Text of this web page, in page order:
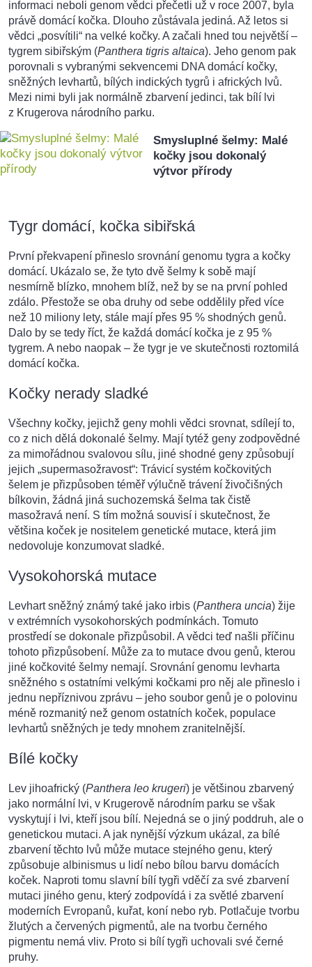
informaci neboli genom vědci přečetli už v roce 2007, byla
právě domácí kočka. Dlouho zůstávala jediná. Až letos si
vědci „posvítili“ na velké kočky. A začali hned tou největší –
tygrem sibiřským (Panthera tigris altaica). Jeho genom pak
porovnali s vybranými sekvencemi DNA domácí kočky,
sněžných levhartů, bílých indických tygrů i afrických lvů.
Mezi nimi byli jak normálně zbarvení jedinci, tak bílí lvi
z Krugerova národního parku.
Smysluplné šelmy: Malé
kočky jsou dokonalý
výtvor přírody
Tygr domácí, kočka sibiřská
První překvapení přineslo srovnání genomu tygra a kočky
domácí. Ukázalo se, že tyto dvě šelmy k sobě mají
nesmírně blízko, mnohem blíž, než by se na první pohled
zdálo. Přestože se oba druhy od sebe oddělily před více
než 10 miliony lety, stále mají přes 95 % shodných genů.
Dalo by se tedy říct, že každá domácí kočka je z 95 %
tygrem. A nebo naopak – že tygr je ve skutečnosti roztomilá
domácí kočka.
Kočky nerady sladké
Všechny kočky, jejichž geny mohli vědci srovnat, sdílejí to,
co z nich dělá dokonalé šelmy. Mají tytéž geny zodpovědné
za mimořádnou svalovou sílu, jiné shodné geny způsobují
jejich „supermasožravost“: Trávicí systém kočkovitých
šelem je přizpůsoben téměř výlučně trávení živočišných
bílkovin, žádná jiná suchozemská šelma tak čistě
masožravá není. S tím možná souvisí i skutečnost, že
většina koček je nositelem genetické mutace, která jim
nedovoluje konzumovat sladké.
Vysokohorská mutace
Levhart sněžný známý také jako irbis (Panthera uncia) žije
v extrémních vysokohorských podmínkách. Tomuto
prostředí se dokonale přizpůsobil. A vědci teď našli příčinu
tohoto přizpůsobení. Může za to mutace dvou genů, kterou
jiné kočkovité šelmy nemají. Srovnání genomu levharta
sněžného s ostatními velkými kočkami pro něj ale přineslo i
jednu nepříznivou zprávu – jeho soubor genů je o polovinu
méně rozmanitý než genom ostatních koček, populace
levhartů sněžných je tedy mnohem zranitelnější.
Bílé kočky
Lev jihoafrický (Panthera leo krugeri) je většinou zbarvený
jako normální lvi, v Krugerově národním parku se však
vyskytují i lvi, kteří jsou bílí. Nejedná se o jiný poddruh, ale o
genetickou mutaci. A jak nynější výzkum ukázal, za bílé
zbarvení těchto lvů může mutace stejného genu, který
způsobuje albinismus u lidí nebo bílou barvu domácích
koček. Naproti tomu slavní bílí tygři vděčí za své zbarvení
mutaci jiného genu, který zodpovídá i za světlé zbarvení
moderních Evropanů, kuřat, koní nebo ryb. Potlačuje tvorbu
žlutých a červených pigmentů, ale na tvorbu černého
pigmentu nemá vliv. Proto si bílí tygři uchovali své černé
pruhy.